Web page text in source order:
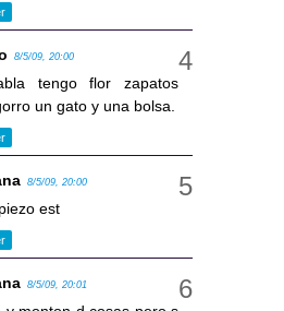
8/5/09, 20:00
tengo flor zapatos
un gato y una bolsa.
8/5/09, 20:00
est
8/5/09, 20:01